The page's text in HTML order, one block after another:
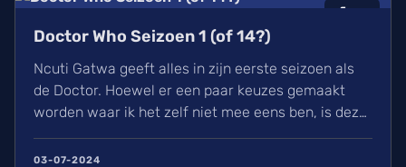
6
Doctor Who Seizoen 1 (of 14?)
Ncuti Gatwa geeft alles in zijn eerste seizoen als
de Doctor. Hoewel er een paar keuzes gemaakt
worden waar ik het zelf niet mee eens ben, is deze
regeneratie van Doctor Who wel een aangename
watch met genoeg in waardoor ik elke aflevering
03-07-2024